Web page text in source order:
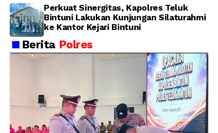
Perkuat Sinergitas, Kapolres Teluk
Bintuni Lakukan Kunjungan Silaturahmi
ke Kantor Kejari Bintuni
Berita Polres